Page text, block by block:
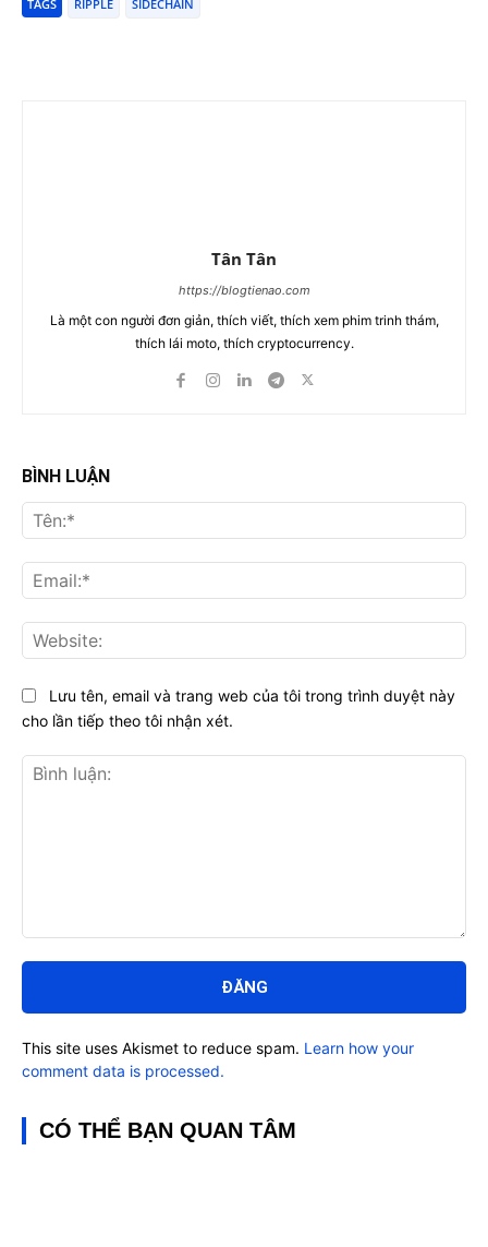
TAGS RIPPLE SIDECHAIN
Tân Tân
https://blogtienao.com
Là một con người đơn giản, thích viết, thích xem phim trinh thám,
thích lái moto, thích cryptocurrency.
BÌNH LUẬN
luận:
Lưu tên, email và trang web của tôi trong trình duyệt này
cho lần tiếp theo tôi nhận xét.
This site uses Akismet to reduce spam. Learn how your
comment data is processed.
CÓ THỂ BẠN QUAN TÂM